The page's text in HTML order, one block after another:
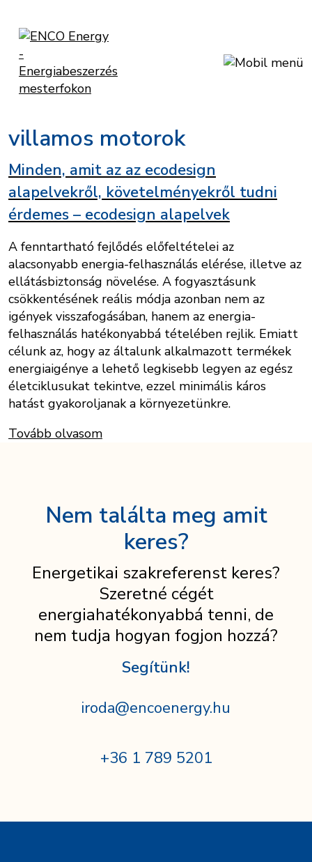
villamos motorok
Minden, amit az az ecodesign
alapelvekről, követelményekről tudni
érdemes – ecodesign alapelvek
A fenntartható fejlődés előfeltételei az
alacsonyabb energia-felhasználás elérése, illetve az
ellátásbiztonság növelése. A fogyasztásunk
csökkentésének reális módja azonban nem az
igények visszafogásában, hanem az energia-
felhasználás hatékonyabbá tételében rejlik. Emiatt
célunk az, hogy az általunk alkalmazott termékek
energiaigénye a lehető legkisebb legyen az egész
életciklusukat tekintve, ezzel minimális káros
hatást gyakoroljanak a környezetünkre.
Tovább olvasom
Nem találta meg amit
keres?
Energetikai szakreferenst keres?
Szeretné cégét
energiahatékonyabbá tenni, de
nem tudja hogyan fogjon hozzá?
Segítünk!
iroda@encoenergy.hu
+36 1 789 5201